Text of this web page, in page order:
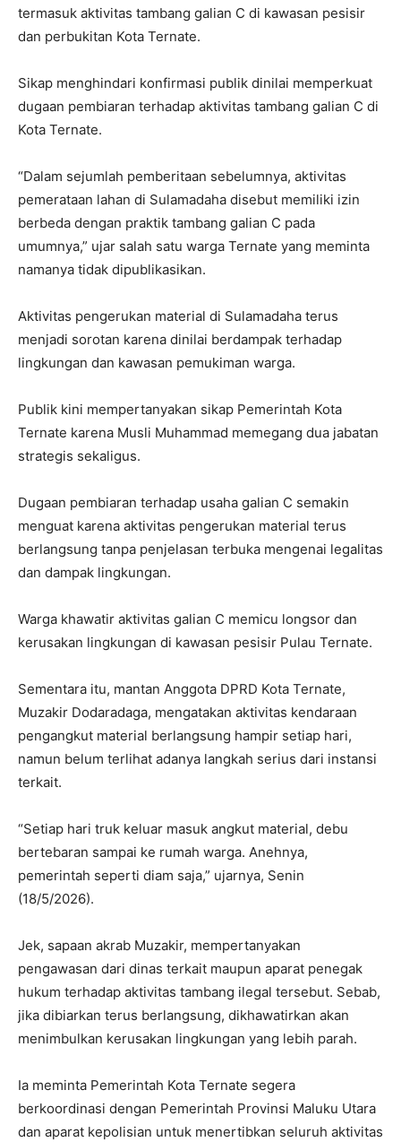
termasuk aktivitas tambang galian C di kawasan pesisir
dan perbukitan Kota Ternate.
Sikap menghindari konfirmasi publik dinilai memperkuat
dugaan pembiaran terhadap aktivitas tambang galian C di
Kota Ternate.
“Dalam sejumlah pemberitaan sebelumnya, aktivitas
pemerataan lahan di Sulamadaha disebut memiliki izin
berbeda dengan praktik tambang galian C pada
umumnya,” ujar salah satu warga Ternate yang meminta
namanya tidak dipublikasikan.
Aktivitas pengerukan material di Sulamadaha terus
menjadi sorotan karena dinilai berdampak terhadap
lingkungan dan kawasan pemukiman warga.
Publik kini mempertanyakan sikap Pemerintah Kota
Ternate karena Musli Muhammad memegang dua jabatan
strategis sekaligus.
Dugaan pembiaran terhadap usaha galian C semakin
menguat karena aktivitas pengerukan material terus
berlangsung tanpa penjelasan terbuka mengenai legalitas
dan dampak lingkungan.
Warga khawatir aktivitas galian C memicu longsor dan
kerusakan lingkungan di kawasan pesisir Pulau Ternate.
Sementara itu, mantan Anggota DPRD Kota Ternate,
Muzakir Dodaradaga, mengatakan aktivitas kendaraan
pengangkut material berlangsung hampir setiap hari,
namun belum terlihat adanya langkah serius dari instansi
terkait.
“Setiap hari truk keluar masuk angkut material, debu
bertebaran sampai ke rumah warga. Anehnya,
pemerintah seperti diam saja,” ujarnya, Senin
(18/5/2026).
Jek, sapaan akrab Muzakir, mempertanyakan
pengawasan dari dinas terkait maupun aparat penegak
hukum terhadap aktivitas tambang ilegal tersebut. Sebab,
jika dibiarkan terus berlangsung, dikhawatirkan akan
menimbulkan kerusakan lingkungan yang lebih parah.
Ia meminta Pemerintah Kota Ternate segera
berkoordinasi dengan Pemerintah Provinsi Maluku Utara
dan aparat kepolisian untuk menertibkan seluruh aktivitas